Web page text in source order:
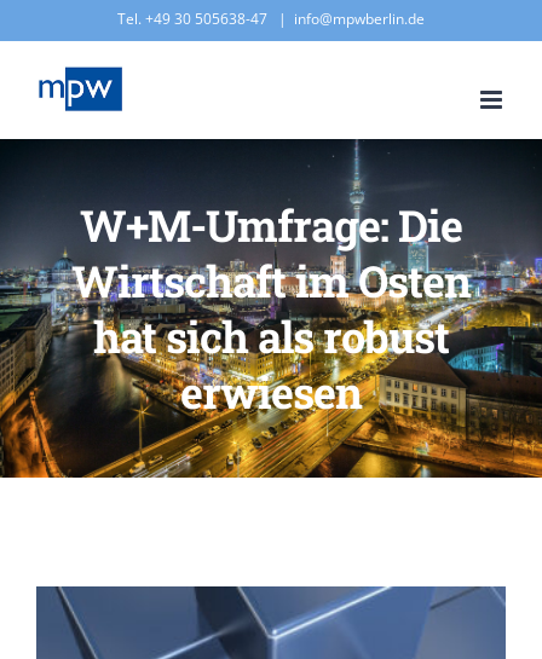
springen
Tel. +49 30 505638-47 | info@mpwberlin.de
W+M-Umfrage: Die
Wirtschaft im Osten
hat sich als robust
erwiesen
Zeige
grösseres